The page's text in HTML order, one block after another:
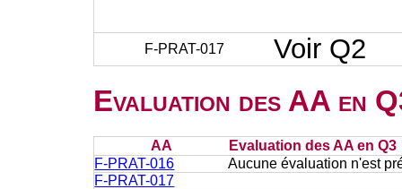
F-PRAT-017 Voir Q2
Evaluation des AA en
AA
Evaluation des AA en Q3
F-PRAT-016
Aucune évaluation n'est
F-PRAT-017